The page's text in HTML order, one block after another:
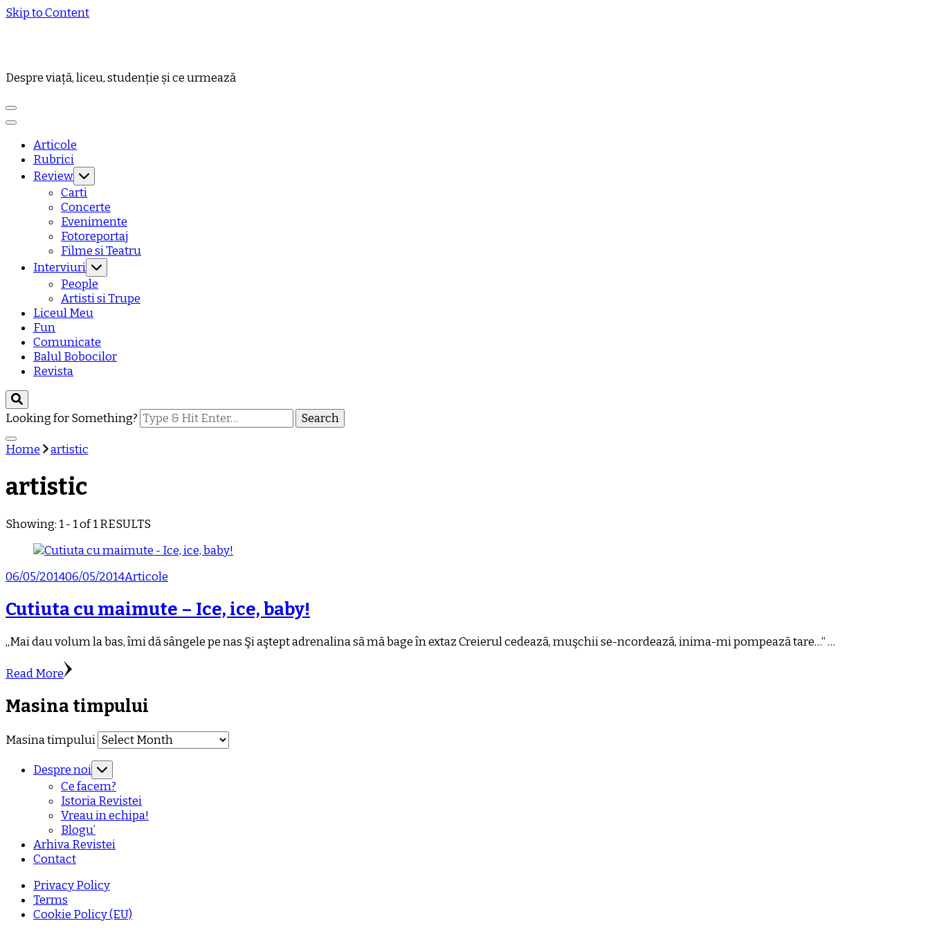
Skip to Content
Despre viață, liceu, studenție și ce urmează
Articole
Rubrici
Review
Carti
Concerte
Evenimente
Fotoreportaj
Filme si Teatru
Interviuri
People
Artisti si Trupe
Liceul Meu
Fun
Comunicate
Balul Bobocilor
Revista
Looking for Something?
Home artistic
artistic
Showing: 1 - 1 of 1 RESULTS
06/05/201406/05/2014Articole
Cutiuta cu maimute – Ice, ice, baby!
„Mai dau volum la bas, îmi dă sângele pe nas Şi aştept adrenalina să mă bage în extaz Creierul cedează, muşchii se-ncordează, inima-mi pompează tare…“ …
Read More
Masina timpului
Masina timpului
Despre noi
Ce facem?
Istoria Revistei
Vreau in echipa!
Blogu’
Arhiva Revistei
Contact
Privacy Policy
Terms
Cookie Policy (EU)